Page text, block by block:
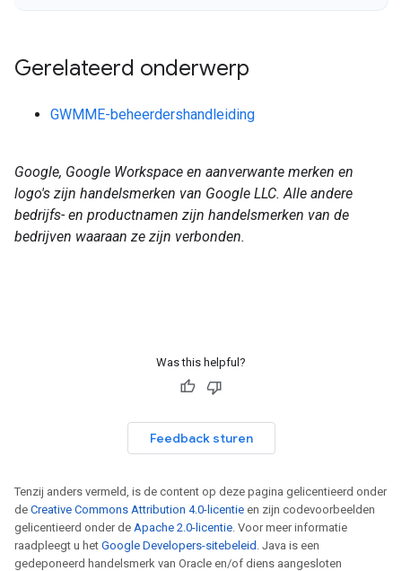
Gerelateerd onderwerp
GWMME-beheerdershandleiding
Google, Google Workspace en aanverwante merken en
logo's zijn handelsmerken van Google LLC. Alle andere
bedrijfs- en productnamen zijn handelsmerken van de
bedrijven waaraan ze zijn verbonden.
Was this helpful?
Feedback sturen
Tenzij anders vermeld, is de content op deze pagina gelicentieerd onder
de Creative Commons Attribution 4.0-licentie en zijn codevoorbeelden
gelicentieerd onder de Apache 2.0-licentie . Voor meer informatie
raadpleegt u het Google Developers-sitebeleid . Java is een
gedeponeerd handelsmerk van Oracle en/of diens aangesloten